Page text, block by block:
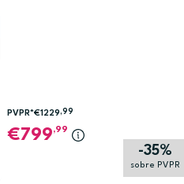
-35%
sobre PVPR
PVPR*€1229,99
799,99